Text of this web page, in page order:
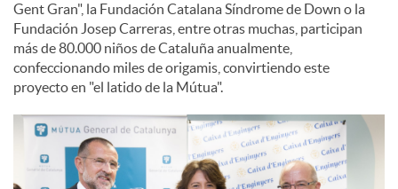
Gent Gran", la Fundación Catalana Síndrome de Down o la
Fundación Josep Carreras, entre otras muchas, participan
más de 80.000 niños de Cataluña anualmente,
confeccionando miles de origamis, convirtiendo este
proyecto en "el latido de la Mútua".